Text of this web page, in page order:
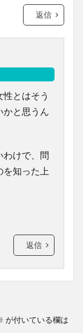
返信
とはそう
かと思うん
わけで、問
を知った上
返信
が付いている欄は